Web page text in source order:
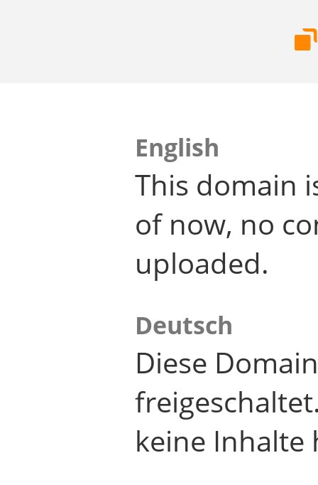
English
This domain
of now, no
uploaded.
Deutsch
Diese
keine Inhalte